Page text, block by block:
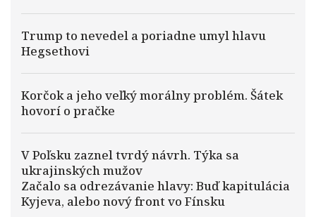
Trump to nevedel a poriadne umyl hlavu
Hegsethovi
Korčok a jeho veľký morálny problém. Šátek
hovorí o pračke
V Poľsku zaznel tvrdý návrh. Týka sa
ukrajinských mužov
Začalo sa odrezávanie hlavy: Buď kapitulácia
Kyjeva, alebo nový front vo Fínsku